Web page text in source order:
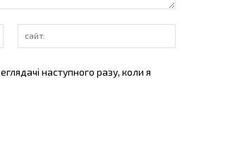
mail:*
наступного разу, коли я